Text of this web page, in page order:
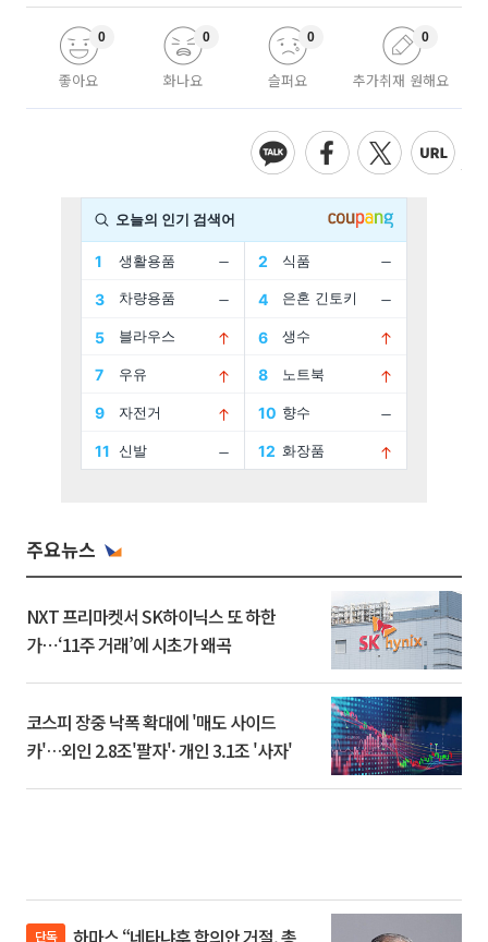
좋아요
0
화나요
0
슬퍼요
0
추가취재 원해요
0
주요뉴스
NXT 프리마켓서 SK하이닉스 또 하한
가⋯‘11주 거래’에 시초가 왜곡
코스피 장중 낙폭 확대에 '매도 사이드
카'…외인 2.8조'팔자'· 개인 3.1조 '사자'
단독